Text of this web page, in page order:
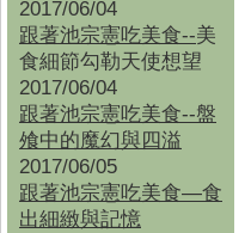
2017/06/04
跟著池宗憲吃美食--美
食細節勾勒天使想望
2017/06/04
跟著池宗憲吃美食--盤
飧中的魔幻與四溢
2017/06/05
跟著池宗憲吃美食—食
出細緻與記憶